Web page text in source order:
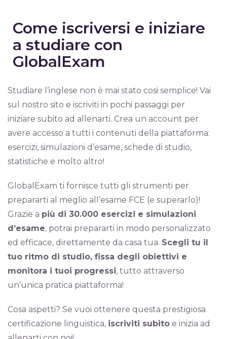
Come iscriversi e iniziare
a studiare con
GlobalExam
Studiare l’inglese non è mai stato cosi semplice! Vai
sul nostro sito e iscriviti in pochi passaggi per
iniziare subito ad allenarti. Crea un account per
avere accesso a tutti i contenuti della piattaforma:
esercizi, simulazioni d’esame, schede di studio,
statistiche e molto altro!
GlobalExam ti fornisce tutti gli strumenti per
prepararti al meglio all’esame FCE (e superarlo)!
Grazie a più di 30.000 esercizi e simulazioni
d’esame, potrai prepararti in modo personalizzato
ed efficace, direttamente da casa tua. Scegli tu il
tuo ritmo di studio, fissa degli obiettivi e
monitora i tuoi progressi, tutto attraverso
un’unica pratica piattaforma!
Cosa aspetti? Se vuoi ottenere questa prestigiosa
certificazione linguistica, iscriviti subitoe inizia ad